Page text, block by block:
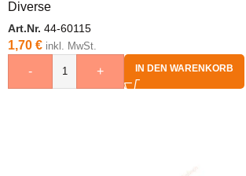
Diverse
Art.Nr. 44-60115
1,70 € inkl. MwSt.
- + IN DEN WARENKORB